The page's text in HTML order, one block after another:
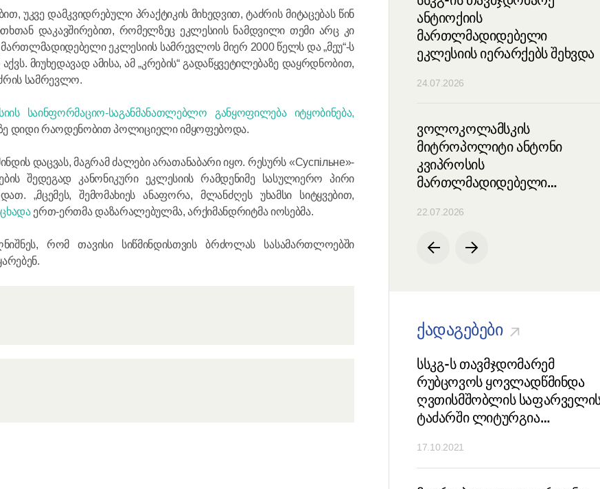
უკვე დამკვიდრებული პრაქტიკის მიხედვით, ტაძრის მიტაცებას წინ
დაკავშირებით, რომელზეც ეკლესიის ნამდვილი თემი არც კი
მართლმადიდებელი ეკლესიის სამრევლოს მიერ 2000 წელს და „მეუ“-ს
მიუხედავად ამისა, ამ „კრების“ გადაწყვეტილებაზე დაყრდნობით,
სამრევლო.
საინფორმაციო-საგანმანათლებლო განყოფილება იტყობინება,
დიდი რაოდენობით პოლიციელი იმყოფებოდა.
დაცვას, მაგრამ ძალები არათანაბარი იყო. რესურს «Суспільне»-
შედეგად კანონიკური ეკლესიის რამდენიმე სასულიერო პირი
„მცემეს, შემომახიეს ანაფორა, მლანძღეს უხამსი სიტყვებით,
ერთ-ერთმა დაზარალებულმა, არქიმანდრიტმა იოსებმა.
რომ თავისი სიწმინდისთვის ბრძოლას სასამართლოებში
თავმჯდომარეობით გაიმართა
რუსეთის მართლმადიდებელი
ეკლესიის წმინდა სინოდის
2025 წლის დასკვნითი
შედგა წმინდა სინოდისა და
ერთობლივი სხდომა
25.12.2025
ანტიოქიის
მართლმადიდებელი
ეკლესიის იერარქებს შეხვდა
24.07.2026
ვოლოკოლამსკის
მიტროპოლიტი ანტონი
კვიპროსის
მართლმადიდებელი
22.07.2026
ქადაგებები
სსკგ-ს თავმჯდომარემ
რუბცოვოს ყოვლადწმინდა
ღვთისმშობლის
ტაძარში ლიტურგია
17.10.2021